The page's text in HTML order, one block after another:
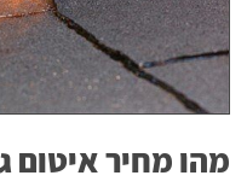
מהו מחיר איטום